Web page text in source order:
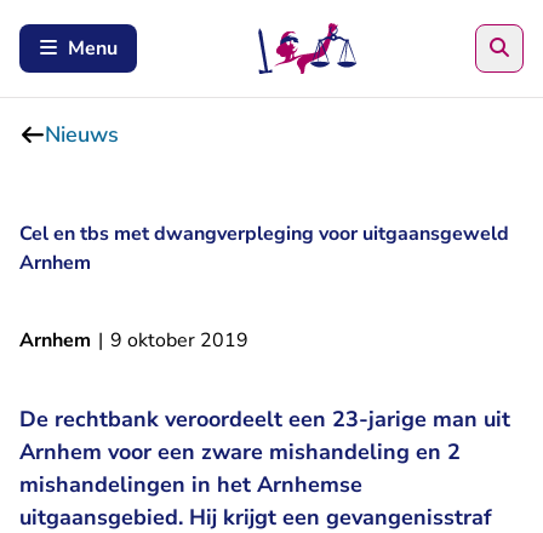
Menu
Nieuws
Cel en tbs met dwangverpleging voor uitgaansgeweld
Arnhem
Arnhem | 9 oktober 2019
De rechtbank veroordeelt een 23-jarige man uit
Arnhem voor een zware mishandeling en 2
mishandelingen in het Arnhemse
uitgaansgebied. Hij krijgt een gevangenisstraf